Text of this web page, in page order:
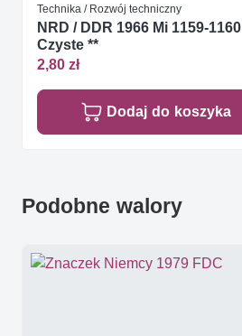
Technika / Rozwój techniczny
NRD / DDR 1966 Mi 1159-1160
Czyste **
2,80 zł
Dodaj do koszyka
Podobne walory